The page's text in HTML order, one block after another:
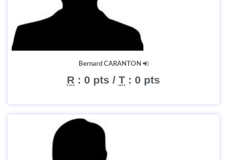
Bernard CARANTON
R : 0 pts / T : 0 pts